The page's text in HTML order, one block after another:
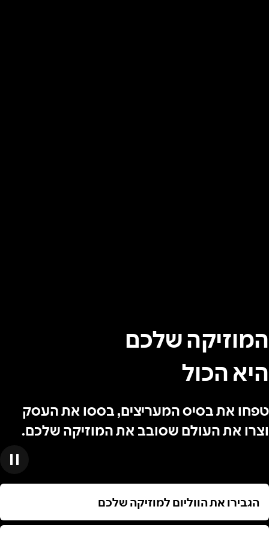
המוזיקה שלכם
היא הכול
טפחו את בסיס המעריצים, בססו את העסק
וצרו את העולם שסובב את המוזיקה שלכם.
הגבירו את הווליום למוזיקה שלכם
הגבירו את הווליום למוזיקה שלכם